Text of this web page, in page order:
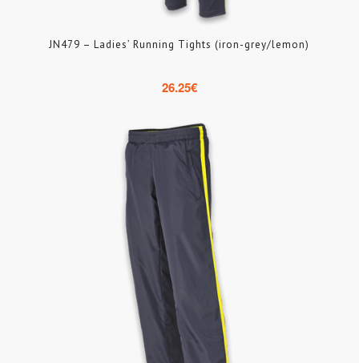
JN479 – Ladies’ Running Tights (iron-grey/lemon)
26.25€